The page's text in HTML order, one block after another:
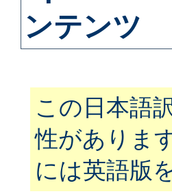
ンテンツ
この日本語
性がありま
には英語版